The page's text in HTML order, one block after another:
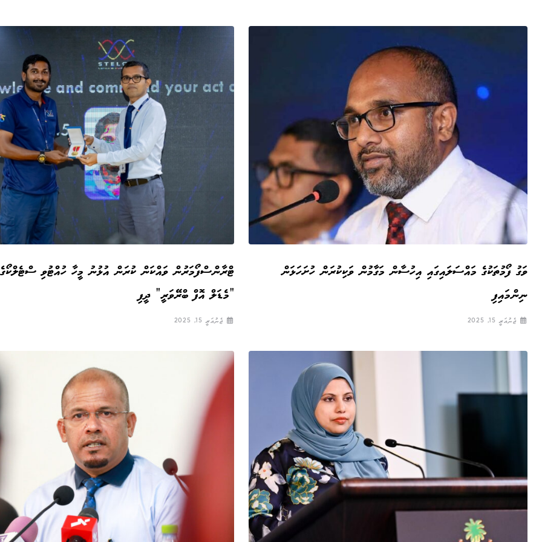
ޓްރާންސްފޯމަރުން ވައްކަން ކުރަން އުޅުނު މީހާ ހުއްޓުވި ސްޓެލްކޯގެ
”މެޑަލް އޮފް ބްރޭވަރީ“ ދީފި
ޖެނުއަރީ 15, 2025
ވަގު ފޯމުތަކުގެ މައްސަލައިގައި އިހުސާން މަގާމުން ވަކިކުރަން ހުށަހަޅަން
ނިންމައިފި
ޖެނުއަރީ 15, 2025